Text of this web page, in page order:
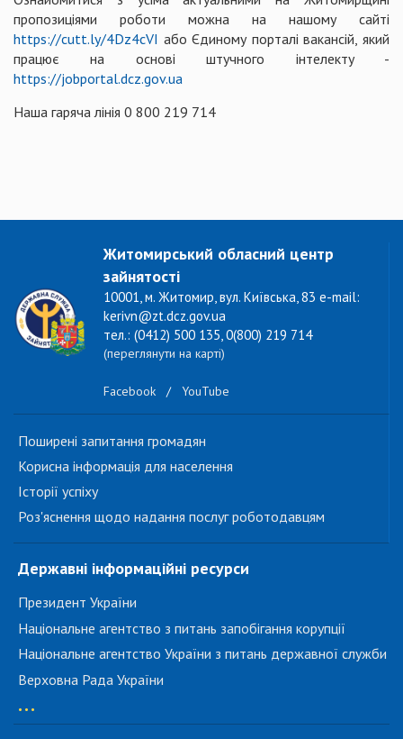
пропозиціями роботи можна на нашому сайті
https://cutt.ly/4Dz4cVI або Єдиному порталі вакансій, який
працює на основі штучного інтелекту -
https://jobportal.dcz.gov.ua
Наша гаряча лінія 0 800 219 714
Житомирський обласний центр
зайнятості
10001, м. Житомир, вул. Київська, 83 e-mail:
kerivn@zt.dcz.gov.ua
тел.: (0412) 500 135, 0(800) 219 714
(переглянути на карті)
Facebook / YouTube
Поширені запитання громадян
Корисна інформація для населення
Історії успіху
Роз'яснення щодо надання послуг роботодавцям
Державні інформаційні ресурси
Президент України
Національне агентство з питань запобігання корупції
Національне агентство України з питань державної служби
Верховна Рада України
...